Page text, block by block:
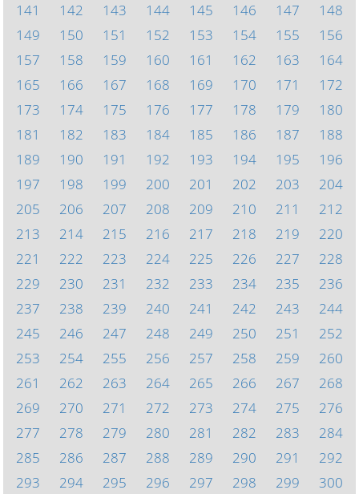
141
142 143 144 145 146 147
148
149
150 151 152 153 154 155
156
157
158 159 160 161 162 163
164
165
166 167 168 169 170 171
172
173
174 175 176 177 178 179
180
181
182 183 184 185 186 187
188
189
190 191 192 193 194 195
196
197
198 199 200 201 202 203
204
205
206 207 208 209 210 211
212
213
214 215 216 217 218 219
220
221
222 223 224 225 226 227
228
229
230 231 232 233 234 235
236
237
238 239 240 241 242 243
244
245
246 247 248 249 250 251
252
253
254 255 256 257 258 259
260
261
262 263 264 265 266 267
268
269
270 271 272 273 274 275
276
277
278 279 280 281 282 283
284
285
286 287 288 289 290 291
292
293
294 295 296 297 298 299
300